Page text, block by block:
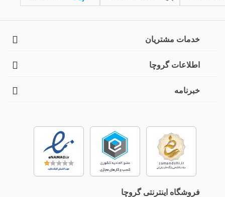
خدمات مشتریان
اطلاعات گروچا
خبرنامه
فروشگاه اینترنتی گروچا